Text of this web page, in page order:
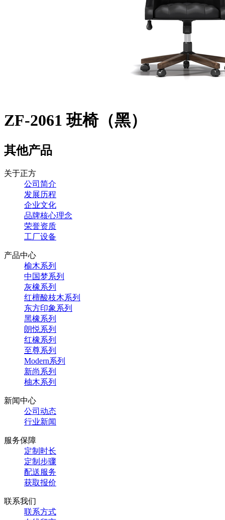
ZF-2061 班椅（黑）
其他产品
关于正方
公司简介
发展历程
企业文化
品牌核心理念
荣誉资质
工厂设备
产品中心
榆木系列
中国梦系列
灰橡系列
红檀酸枝木系列
东方印象系列
黑橡系列
朗悦系列
红橡系列
至尊系列
Modern系列
新尚系列
柚木系列
新闻中心
公司动态
行业新闻
服务保障
定制时长
定制步骤
配送服务
获取报价
联系我们
联系方式